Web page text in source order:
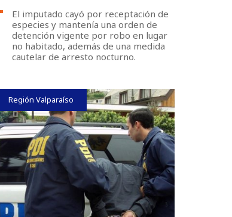
El imputado cayó por receptación de
especies y mantenía una orden de
detención vigente por robo en lugar
no habitado, además de una medida
cautelar de arresto nocturno.
Región Valparaíso